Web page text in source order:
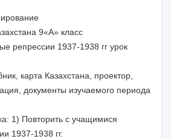
9«А» класс
репрессии 1937-1938 гг урок
карта Казахстана, проектор,
документы изучаемого периода
1) Повторить с учащимися
1937-1938 гг.